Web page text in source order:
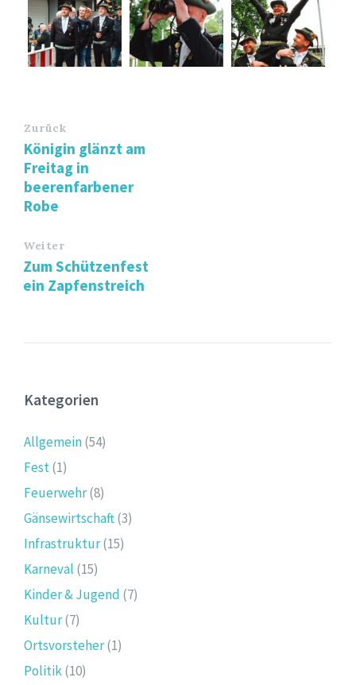
Zurück
Königin glänzt am
Freitag in
beerenfarbener
Robe
Weiter
Zum Schützenfest
ein Zapfenstreich
Kategorien
Allgemein(54)
Fest(1)
Feuerwehr(8)
Gänsewirtschaft(3)
Infrastruktur(15)
Karneval (15)
Kinder & Jugend (7)
Kultur(7)
Ortsvorsteher(1)
Politik(10)